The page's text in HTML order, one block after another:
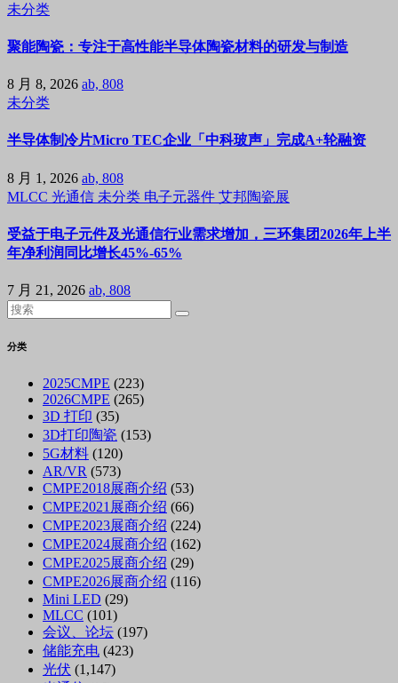
未分类
聚能陶瓷：专注于高性能半导体陶瓷材料的研发与制造
8 月 8, 2026 ab, 808
未分类
半导体制冷片Micro TEC企业「中科玻声」完成A+轮融资
8 月 1, 2026 ab, 808
MLCC 光通信 未分类 电子元器件 艾邦陶瓷展
受益于电子元件及光通信行业需求增加，三环集团2026年上半
年净利润同比增长45%-65%
7 月 21, 2026 ab, 808
分类
2025CMPE (223)
2026CMPE (265)
3D 打印 (35)
3D打印陶瓷 (153)
5G材料 (120)
AR/VR (573)
CMPE2018展商介绍 (53)
CMPE2021展商介绍 (66)
CMPE2023展商介绍 (224)
CMPE2024展商介绍 (162)
CMPE2025展商介绍 (29)
CMPE2026展商介绍 (116)
Mini LED (29)
MLCC (101)
会议、论坛 (197)
储能充电 (423)
光伏 (1,147)